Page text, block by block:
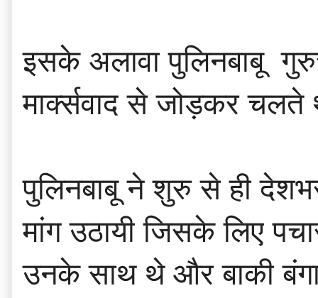
इसके अलावा पुलिनबाबू
मार्क्सवाद से जोड़कर
पुलिनबाबू ने शुरु से ही
मांग उठायी जिसके लिए
उनके साथ थे और बाकी